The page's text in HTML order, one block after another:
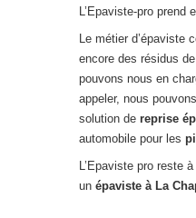
L’Epaviste-pro prend
Le métier d’épaviste
encore des résidus
pouvons nous en
appeler, nous
solution de reprise
automobile pour les
L’Epaviste pro reste
un épaviste à La